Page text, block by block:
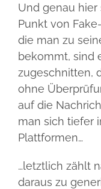
Und genau
Punkt von
die man zu
bekommt, sind
zugeschnitten,
ohne
auf die
man sich tiefer
Plattformen…
…letztlich zählt
daraus zu